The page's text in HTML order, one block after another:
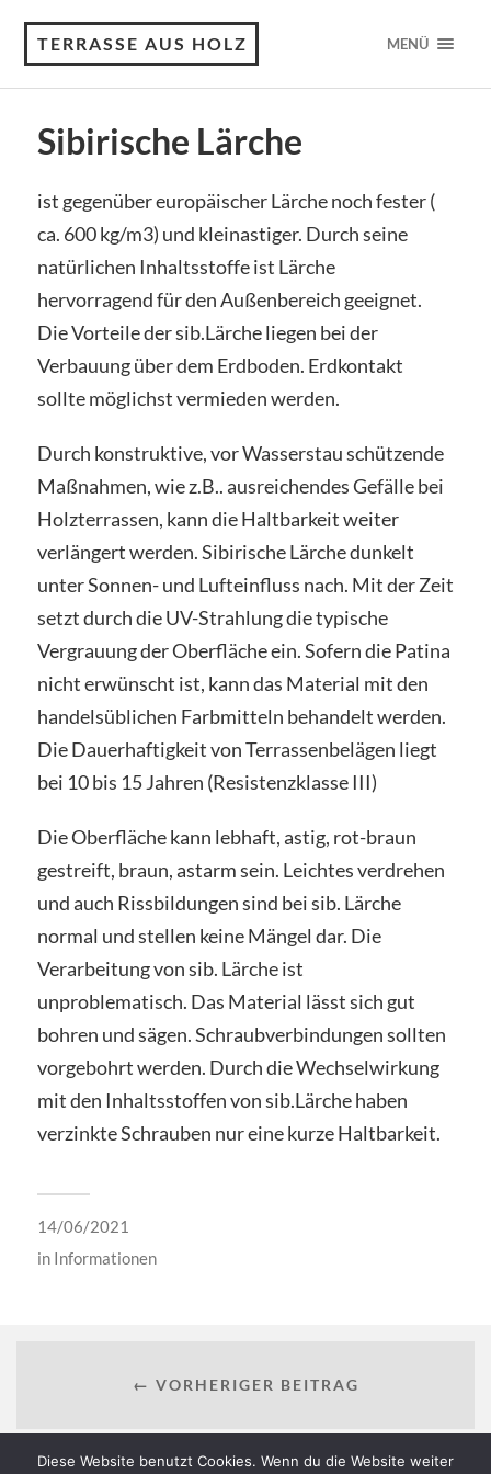
TERRASSE AUS HOLZ MENÜ
Sibirische Lärche
ist gegenüber europäischer Lärche noch fester (
ca. 600 kg/m3) und kleinastiger. Durch seine
natürlichen Inhaltsstoffe ist Lärche
hervorragend für den Außenbereich geeignet.
Die Vorteile der sib.Lärche liegen bei der
Verbauung über dem Erdboden. Erdkontakt
sollte möglichst vermieden werden.
Durch konstruktive, vor Wasserstau schützende
Maßnahmen, wie z.B.. ausreichendes Gefälle bei
Holzterrassen, kann die Haltbarkeit weiter
verlängert werden. Sibirische Lärche dunkelt
unter Sonnen- und Lufteinfluss nach. Mit der Zeit
setzt durch die UV-Strahlung die typische
Vergrauung der Oberfläche ein. Sofern die Patina
nicht erwünscht ist, kann das Material mit den
handelsüblichen Farbmitteln behandelt werden.
Die Dauerhaftigkeit von Terrassenbelägen liegt
bei 10 bis 15 Jahren (Resistenzklasse III)
Die Oberfläche kann lebhaft, astig, rot-braun
gestreift, braun, astarm sein. Leichtes verdrehen
und auch Rissbildungen sind bei sib. Lärche
normal und stellen keine Mängel dar. Die
Verarbeitung von sib. Lärche ist
unproblematisch. Das Material lässt sich gut
bohren und sägen. Schraubverbindungen sollten
vorgebohrt werden. Durch die Wechselwirkung
mit den Inhaltsstoffen von sib.Lärche haben
verzinkte Schrauben nur eine kurze Haltbarkeit.
14/06/2021
in Informationen
← VORHERIGER BEITRAG
Diese Website benutzt Cookies. Wenn du die Website weiter